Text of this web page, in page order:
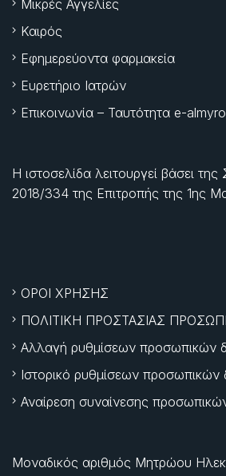
Μικρές Αγγελίες
Καιρός
Εφημερεύοντα φαρμακεία
Ευρετήριο Ιατρών
Επικοινωνία – Ταυτότητα e-
Η ιστοσελίδα λειτουργεί βάσει
2018/334 της Επιτροπής της 1ης
ΟΡΟΙ ΧΡΗΣΗΣ
ΠΟΛΙΤΙΚΗ ΠΡΟΣΤΑΣΙΑΣ
Αλλαγή ρυθμίσεων προσωπικών
Ιστορικό ρυθμίσεων
Αναίρεση συναίνεσης
Μοναδικός αριθμός Μητρώου